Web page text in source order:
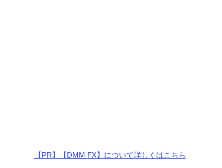
【PR】【DMM FX】について詳しくはこちら